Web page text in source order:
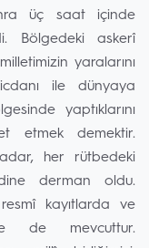
üç saat içinde
Bölgedeki askerî
yaralarını
ile dünyaya
yaptıklarını
etmek demektir.
her rütbedeki
derman oldu.
kayıtlarda ve
de mevcuttur.